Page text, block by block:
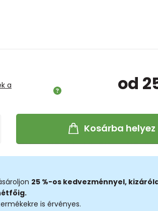
a
od
Kosárba helyez
25 %-os kedvezménnyel,
is érvényes.